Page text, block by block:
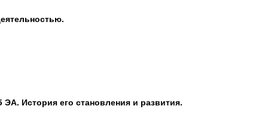
ЭА. История его становления и развития.